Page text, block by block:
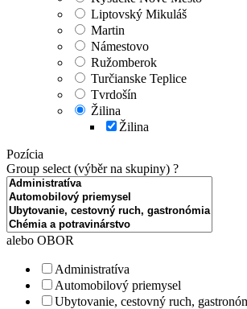
Liptovský Mikuláš
Martin
Námestovo
Ružomberok
Turčianske Teplice
Tvrdošín
Žilina
Žilina
Pozícia
Group select (výběr na skupiny) ?
alebo OBOR
Administratíva
Automobilový priemysel
Ubytovanie, cestovný ruch,